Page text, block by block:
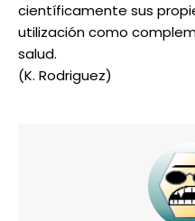
científicamente sus
utilización como
salud.
(K. Rodriguez)